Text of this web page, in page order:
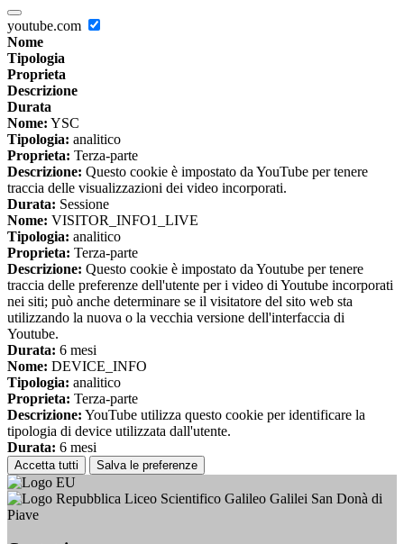
youtube.com
Nome
Tipologia
Proprieta
Descrizione
Durata
Nome: YSC
Tipologia: analitico
Proprieta: Terza-parte
Descrizione: Questo cookie è impostato da YouTube per tenere
traccia delle visualizzazioni dei video incorporati.
Durata: Sessione
Nome: VISITOR_INFO1_LIVE
Tipologia: analitico
Proprieta: Terza-parte
Descrizione: Questo cookie è impostato da Youtube per tenere
traccia delle preferenze dell'utente per i video di Youtube incorporati
nei siti; può anche determinare se il visitatore del sito web sta
utilizzando la nuova o la vecchia versione dell'interfaccia di
Youtube.
Durata: 6 mesi
Nome: DEVICE_INFO
Tipologia: analitico
Proprieta: Terza-parte
Descrizione: YouTube utilizza questo cookie per identificare la
tipologia di device utilizzata dall'utente.
Durata: 6 mesi
Accetta tutti Salva le preferenze
Liceo Scientifico Galileo Galilei San Donà di
Piave